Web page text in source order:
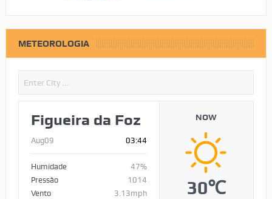
METEOROLOGIA
Figueira da Foz
Aug09 03:44
Humidade
47%
Pressão
1014
Vento
3.13mph
NOW
30℃